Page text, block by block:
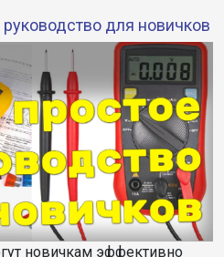
для новичков
новичкам эффективно